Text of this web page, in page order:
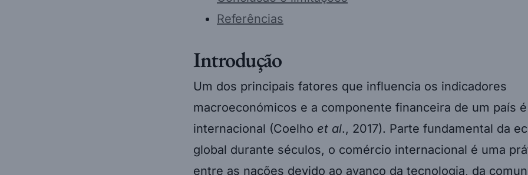
Referências
Introdução
Um dos principais fatores que influencia os indicadores
macroeconómicos e a componente financeira de um país
internacional (Coelho et al., 2017). Parte fundamental da
global durante séculos, o comércio internacional é uma
entre as nações devido ao avanço da tecnologia, da